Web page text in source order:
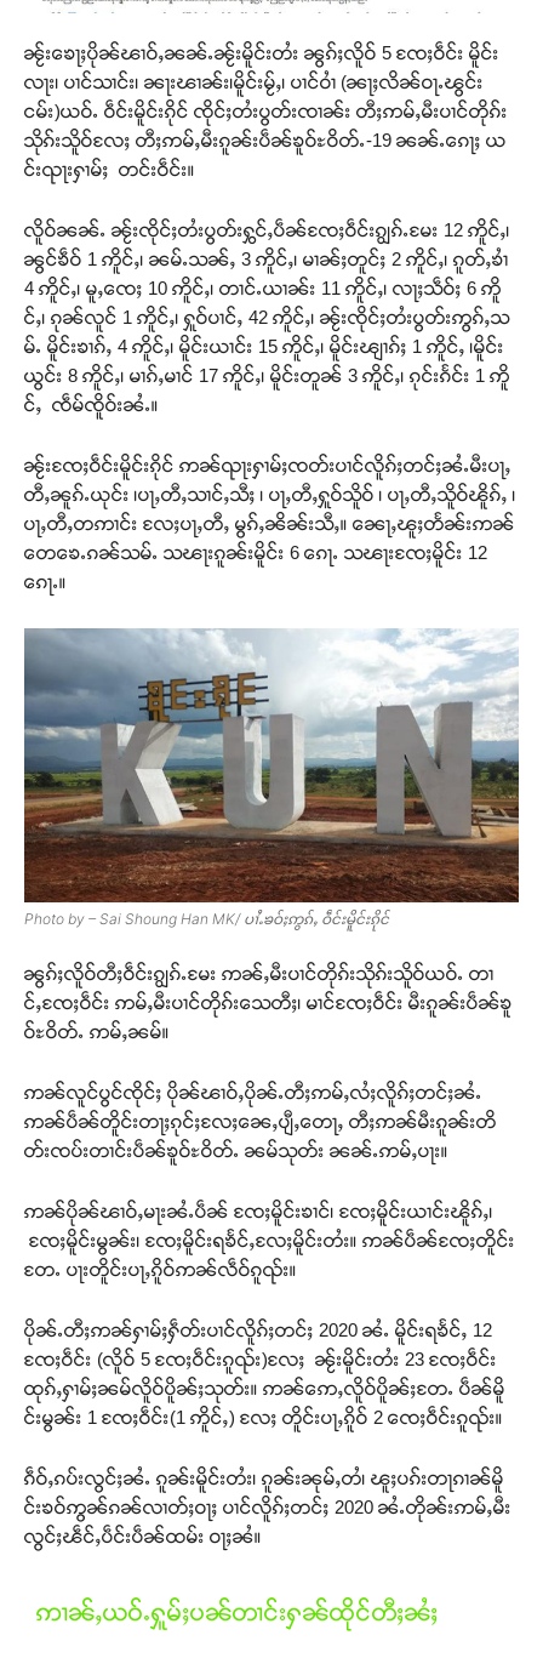
ၼႂ်းၶေႃႈပိုၼ်ၽၢဝ်ႇၼၼ်ႉၼႂ်းမိူင်းတႆး ၼွၵ်ႈလိူဝ် 5 ၸႄႈဝဵင်း မိူင်း
လႃး၊ ပၢင်သၢင်း၊ ၼႃးၽၢၼ်း၊မိူင်းမႂ်ႇ၊ ပၢင်ဝၢႆ (ၼႃႈလိၼ်ဝႃႉၽွင်း
ငမ်း)ယဝ်ႉ ဝဵင်းမိူင်းၵိုင် ၸိုင်ႈတႆးပွတ်းၸၢၼ်း တီႈဢမ်ႇမီးပၢင်တိုၵ်း
သိုၵ်းသိူဝ်လႄႈ တီႈဢမ်ႇမီးၵူၼ်းပဵၼ်ၶူဝ်ႊဝိတ်ႉ-19 ၼၼ်ႉၵေႃႈ ယ
င်းၺႃးႁၢမ်ႈ တင်းဝဵင်း။
လိူဝ်ၼၼ်ႉ ၼႂ်းၸိုင်ႈတႆးပွတ်းႁွင်ႇပဵၼ်ၸႄႈဝဵင်းၵျွၵ်ႉမႄး 12 ဢိူင်ႇ၊
ၼွင်ၶဵဝ် 1 ဢိူင်ႇ၊ ၼမ်ႉသၼ်ႇ 3 ဢိူင်ႇ၊ မၢၼ်ႈတူင်ႈ 2 ဢိူင်ႇ၊ ၵူတ်ႇၶၢႆ
4 ဢိူင်ႇ၊ မူႇၸေႈ 10 ဢိူင်ႇ၊ တၢင်ႉယၢၼ်း 11 ဢိူင်ႇ၊ လႃႈသဵဝ်ႈ 6 ဢိူ
င်ႇ၊ ၵုၼ်လူင် 1 ဢိူင်ႇ၊ ႁူဝ်ပၢင်ႇ 42 ဢိူင်ႇ၊ ၼႂ်းၸိုင်ႈတႆးပွတ်းဢွၵ်ႇသ
မ်ႉ မိူင်းၶၢၵ်ႇ 4 ဢိူင်ႇ၊ မိူင်းယၢင်း 15 ဢိူင်ႇ၊ မိူင်းၽျၢၵ်ႈ 1 ဢိူင်ႇ ၊မိူင်း
ယွင်း 8 ဢိူင်ႇ၊ မၢၵ်ႇမၢင် 17 ဢိူင်ႇ၊ မိူင်းတူၼ် 3 ဢိူင်ႇ၊ ၵုင်းၵႅင်း 1 ဢိူ
င်ႇ ၸဵမ်ၸိူဝ်းၼႆႉ။
ၼႂ်းၸႄႈဝဵင်းမိူင်းၵိုင် ဢၼ်ၺႃးႁၢမ်ႈၸတ်းပၢင်လိူၵ်ႈတင်ႈၼႆႉမီးပႃႇ
တီႇၼူၵ်ႉယုင်း ၊ပႃႇတီႇသၢင်ႇသီႈ ၊ ပႃႇတီႇႁူဝ်သိူဝ် ၊ ပႃႇတီႇသိူဝ်ၽိူၵ်ႇ ၊
ပႃႇတီႇတဢၢင်း လႄႈပႃႇတီႇ မွၵ်ႇၼိၼ်းသီႇ။ ၼေႃႇၽူႈတႅၼ်းဢၼ်
တေၶေႉၵၼ်သမ်ႉ သၽႃးၵူၼ်းမိူင်း 6 ၵေႃႉ သၽႃးၸႄႈမိူင်း 12
ၵေႃႉ။
Photo by – Sai Shoung Han MK/ ပၢႆႉၶဝ်ႈဢွၵ်ႇ ဝဵင်းမိူင်းၵိုင်
ၼွၵ်ႈလိူဝ်တီႈဝဵင်းၵျွၵ်ႉမႄး ဢၼ်ႇမီးပၢင်တိုၵ်းသိုၵ်းသိူဝ်ယဝ်ႉ တၢ
င်ႇၸႄႈဝဵင်း ဢမ်ႇမီးပၢင်တိုၵ်းသေတီႈ၊ မၢင်ၸႄႈဝဵင်း မီးၵူၼ်းပဵၼ်ၶူ
ဝ်ႊဝိတ်ႉ ဢမ်ႇၼမ်။
ဢၼ်လူင်ပွင်ၸိုင်ႈ ပိုၼ်ၽၢဝ်ႇပိုၼ်ႉတီႈဢမ်ႇလႆႈလိူၵ်ႈတင်ႈၼႆႉ
ဢၼ်ပဵၼ်တိူင်းတႃႈၵုင်ႈလႄႈၼေႇပျီႇတေႃႇ တီႈဢၼ်မီးၵူၼ်းတိ
တ်းၸပ်းတၢင်းပဵၼ်ၶူဝ်ႊဝိတ်ႉ ၼမ်သုတ်း ၼၼ်ႉဢမ်ႇပႃး။
ဢၼ်ပိုၼ်ၽၢဝ်ႇမႃးၼႆႉပဵၼ် ၸႄႈမိူင်းၶၢင်၊ ၸႄႈမိူင်းယၢင်းၽိူၵ်ႇ၊
ၸႄႈမိူင်းမွၼ်း၊ ၸႄႈမိူင်းရၶႅင်ႇလႄႈမိူင်းတႆး။ ဢၼ်ပဵၼ်ၸႄႈတိူင်း
တႄႉ ပႃးတိူင်းပႃႇၵိူဝ်ဢၼ်လဵဝ်ၵူၺ်း။
ပိုၼ်ႉတီႈဢၼ်ႁၢမ်ႈႁဵတ်းပၢင်လိူၵ်ႈတင်ႈ 2020 ၼႆႉ မိူင်းရၶႅင်ႇ 12
ၸႄႈဝဵင်း (လိူဝ် 5 ၸႄႈဝဵင်းၵူၺ်း)လႄႈ ၼႂ်းမိူင်းတႆး 23 ၸႄႈဝဵင်း
ထုၵ်ႇႁၢမ်ႈၼမ်လိူဝ်ပိူၼ်ႈသုတ်း။ ဢၼ်ဢေႇလိူဝ်ပိူၼ်ႈတႄႉ ပဵၼ်မိူ
င်းမွၼ်း 1 ၸႄႈဝဵင်း(1 ဢိူင်ႇ) လႄႈ တိူင်းပႃႇၵိူဝ် 2 ၸေႈဝဵင်းၵူၺ်း။
ၵဵဝ်ႇၵပ်းလွင်ႈၼႆႉ ၵူၼ်းမိူင်းတႆး၊ ၵူၼ်းၼုမ်ႇတႆ၊ ၽူႈပၵ်းတႃၵၢၼ်မိူ
င်းၶဝ်ဢွၼ်ၵၼ်လၢတ်ႈဝႃႈ ပၢင်လိူၵ်ႈတင်ႈ 2020 ၼႆႉတိုၼ်းဢမ်ႇမီး
လွင်ႈၽဵင်ႇပဵင်းပဵၼ်ထမ်း ဝႃႈၼႆ။
ဢၢၼ်ႇယဝ်ႉႁူမ်ႈပၼ်တၢင်းႁၼ်ထိုင်တီႈၼႆႈ